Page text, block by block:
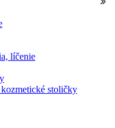
líčenie
stoličky